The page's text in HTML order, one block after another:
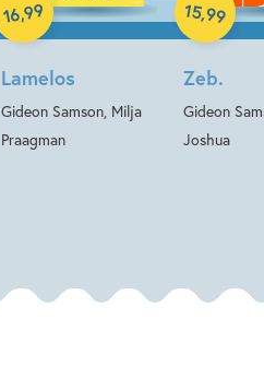
Lamelos
Gideon Samson, Milja
Praagman
16,99
Zeb.
Gideon
Joshua
15,99